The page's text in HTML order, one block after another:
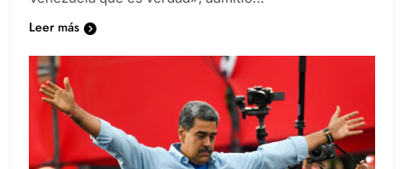
Leer más